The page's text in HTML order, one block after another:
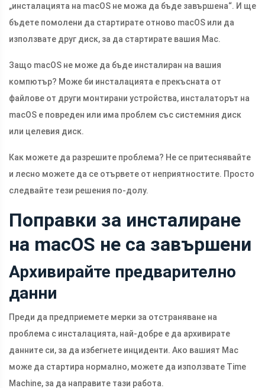
„инсталацията на macOS не можа да бъде завършена“. И ще
бъдете помолени да стартирате отново macOS или да
използвате друг диск, за да стартирате вашия Mac.
Защо macOS не може да бъде инсталиран на вашия
компютър? Може би инсталацията е прекъсната от
файлове от други монтирани устройства, инсталаторът на
macOS е повреден или има проблем със системния диск
или целевия диск.
Как можете да разрешите проблема? Не се притеснявайте
и лесно можете да се отървете от неприятностите. Просто
следвайте тези решения по-долу.
Поправки за инсталиране
на macOS не са завършени
Архивирайте предварително
данни
Преди да предприемете мерки за отстраняване на
проблема с инсталацията, най-добре е да архивирате
данните си, за да избегнете инциденти. Ако вашият Mac
може да стартира нормално, можете да използвате Time
Machine, за да направите тази работа.